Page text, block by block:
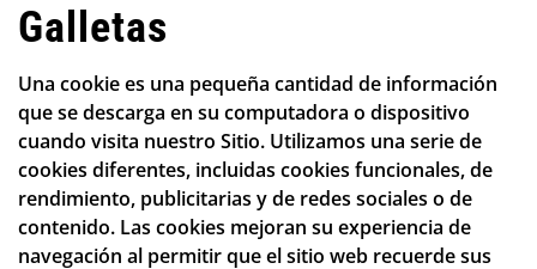
Galletas
Una cookie es una pequeña cantidad de información
que se descarga en su computadora o dispositivo
cuando visita nuestro Sitio. Utilizamos una serie de
cookies diferentes, incluidas cookies funcionales, de
rendimiento, publicitarias y de redes sociales o de
contenido. Las cookies mejoran su experiencia de
navegación al permitir que el sitio web recuerde sus